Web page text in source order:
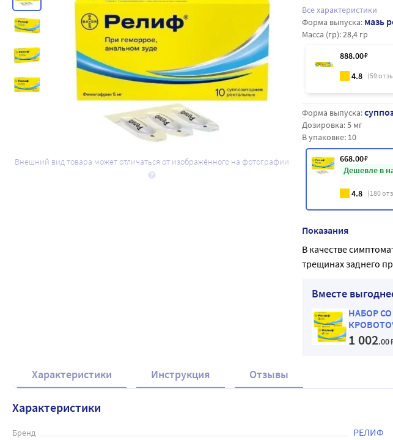
Внешний вид товара может отличаться от изображённого на фотографии
Все характеристики
Форма выпуска: мазь
Масса (гр):28,4 гр
888.00₽
4.8 (59
Форма выпуска:
Дозировка:5 мг
В упаковке: 10
668.00₽
Дешевле в
4.8 (180
Показания
В качестве
трещинах заднего
Вместе
НАБОР
№10
1 002.00
Характеристики Инструкция Отзывы
Характеристики
Бренд РЕЛИФ